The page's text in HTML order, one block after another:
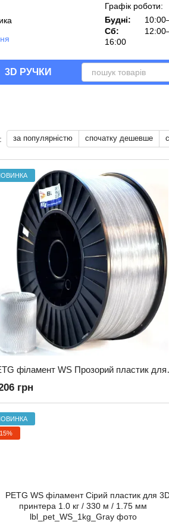
Графік роботи:
Будні:
Сб:
16:00
3D РУЧКИ
за популярністю спочатку дешевше
PETG
грн